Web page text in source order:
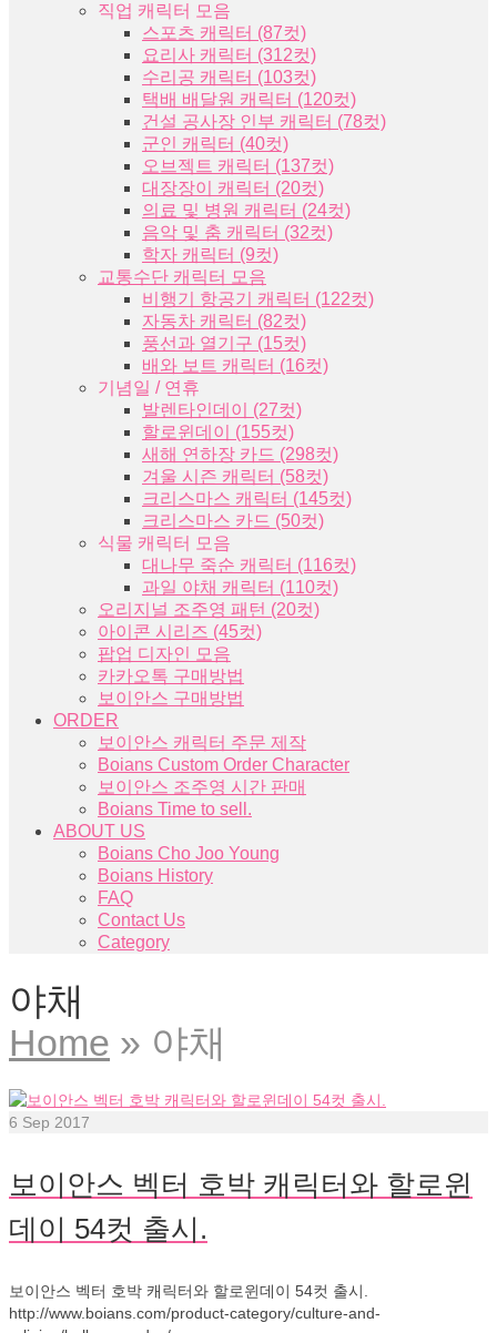
직업 캐릭터 모음
스포츠 캐릭터 (87컷)
요리사 캐릭터 (312컷)
수리공 캐릭터 (103컷)
택배 배달원 캐릭터 (120컷)
건설 공사장 인부 캐릭터 (78컷)
군인 캐릭터 (40컷)
오브젝트 캐릭터 (137컷)
대장장이 캐릭터 (20컷)
의료 및 병원 캐릭터 (24컷)
음악 및 춤 캐릭터 (32컷)
학자 캐릭터 (9컷)
교통수단 캐릭터 모음
비행기 항공기 캐릭터 (122컷)
자동차 캐릭터 (82컷)
풍선과 열기구 (15컷)
배와 보트 캐릭터 (16컷)
기념일 / 연휴
발렌타인데이 (27컷)
할로윈데이 (155컷)
새해 연하장 카드 (298컷)
겨울 시즌 캐릭터 (58컷)
크리스마스 캐릭터 (145컷)
크리스마스 카드 (50컷)
식물 캐릭터 모음
대나무 죽순 캐릭터 (116컷)
과일 야채 캐릭터 (110컷)
오리지널 조주영 패턴 (20컷)
아이콘 시리즈 (45컷)
팝업 디자인 모음
카카오톡 구매방법
보이안스 구매방법
ORDER
보이안스 캐릭터 주문 제작
Boians Custom Order Character
보이안스 조주영 시간 판매
Boians Time to sell.
ABOUT US
Boians Cho Joo Young
Boians History
FAQ
Contact Us
Category
야채
Home » 야채
6 Sep 2017
보이안스 벡터 호박 캐릭터와 할로윈
데이 54컷 출시.
보이안스 벡터 호박 캐릭터와 할로윈데이 54컷 출시.
http://www.boians.com/product-category/culture-and-